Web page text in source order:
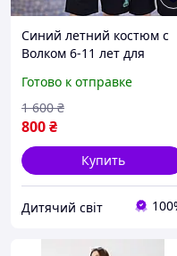
Синий летний костюм с
Волком 6-11 лет для
детский комплект черно-
белая футболка черные
шорты
Готово к отправке
800₴
1 600 ₴
Купить
Дитячий світ